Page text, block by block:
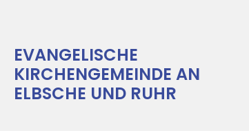
EVANGELISCHE
KIRCHENGEMEINDE AN
ELBSCHE UND RUHR